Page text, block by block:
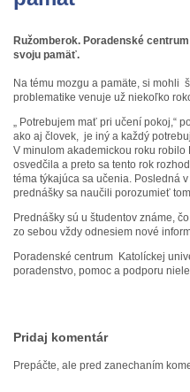
Ružomberok. Poradenské
svoju pamäť.
Na tému mozgu a pamäte, si mohli
problematike venuje už niekoľko
„ Potrebujem mať pri učení pokoj,“
ako aj človek, je iný a každý
V minulom akademickou roku
osvedčila a preto sa tento rok
téma týkajúca sa učenia. Posledná
prednášky sa naučili porozumieť
Prednášky sú u študentov známe,
zo sebou vždy odnesiem nové
Poradenské centrum Katolíckej
poradenstvo, pomoc a podporu
Pridaj komentár
Prepáčte, ale pred zanechaním